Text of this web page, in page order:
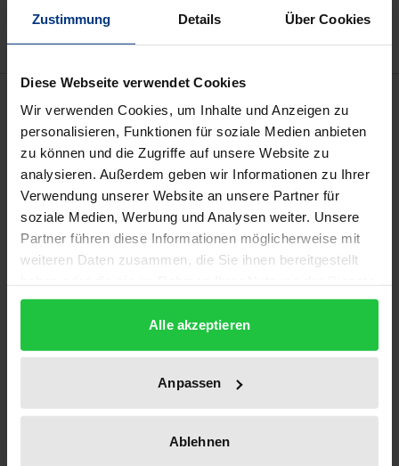
Zustimmung Details Über Cookies
Diese Webseite verwendet Cookies
Wir verwenden Cookies, um Inhalte und Anzeigen zu
personalisieren, Funktionen für soziale Medien anbieten
zu können und die Zugriffe auf unsere Website zu
analysieren. Außerdem geben wir Informationen zu Ihrer
Verwendung unserer Website an unsere Partner für
soziale Medien, Werbung und Analysen weiter. Unsere
Partner führen diese Informationen möglicherweise mit
weiteren Daten zusammen, die Sie ihnen bereitgestellt
gesammelt haben.
Alle akzeptieren
Anpassen
Ablehnen
Auflage
1
ISBN
978-3-7890-0152-9
Erscheinungsjahr